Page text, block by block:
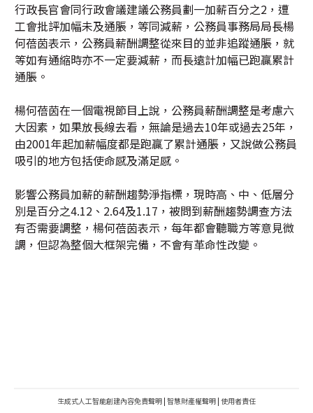
行政長官會同行政會議建議公務員劃一加薪百分之2，遭
工會批評加幅未及通脹，等同減薪，公務員事務局局長楊
何蓓茵表示，公務員薪酬調整從來目的並非追蹤通脹，就
等如有通縮時亦不一定要減薪，而長遠計加幅已跑贏累計
通脹。
楊何蓓茵在一個電視節目上說，公務員薪酬調整是考慮六
大因素，如果放長線去看，無論是過去10年或過去25年，
由2001年起加薪幅度都是跑贏了累計通脹，又說做公務員
吸引的地方包括使命感及滿足感。
影響公務員加薪的薪酬趨勢淨指標，現時高、中、低層分
別是百分之4.12、2.64及1.17，被問到薪酬趨勢調查方法
有否需要調整，楊何蓓茵表示，每年都會聽職方等意見微
調，但認為整個大框架完備，不會有革命性改變。
生成式人工智能創建內容免責聲明 | 智慧財產權聲明 | 使用者責任